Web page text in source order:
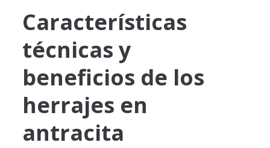
Características
técnicas y
beneficios de los
herrajes en
antracita